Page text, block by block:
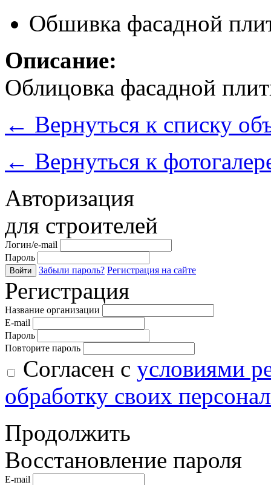
Обшивка фасадной
Описание:
Облицовка фасадной
← Вернуться к списку
← Вернуться к
Авторизация
для строителей
Логин/e-mail
Пароль
Войти Забыли пароль? Регистрация на сайте
Регистрация
Название организации
E-mail
Пароль
Повторите пароль
Согласен с условиями
обработку своих
Продолжить
Восстановление пароля
E-mail